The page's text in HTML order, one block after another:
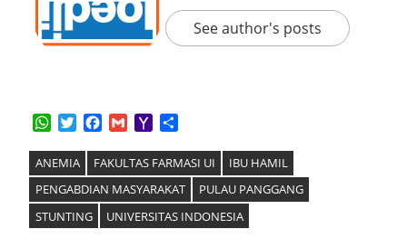
See author's posts
WhatsApp
TwitterFacebook
GmailYahoo
ANEMIA FAKULTAS FARMASI UI
IBU HAMIL
PENGABDIAN MASYARAKAT
PULAU PANGGANG
STUNTING
UNIVERSITAS INDONESIA